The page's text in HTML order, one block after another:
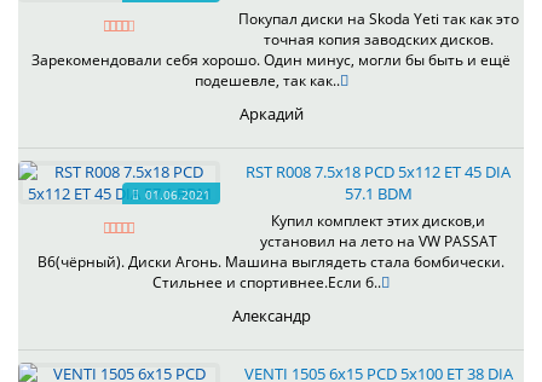
Покупал диски на Skoda Yeti так как это
точная копия заводских дисков.
Зарекомендовали себя хорошо. Один минус, могли бы быть и ещё
подешевле, так как..
Аркадий
01.06.2021
RST R008 7.5x18 PCD 5x112 ET 45 DIA
57.1 BDM
Купил комплект этих дисков,и
установил на лето на VW PASSAT
B6(чёрный). Диски Агонь. Машина выглядеть стала бомбически.
Стильнее и спортивнее.Если б..
Александр
VENTI 1505 6x15 PCD 5x100 ET 38 DIA